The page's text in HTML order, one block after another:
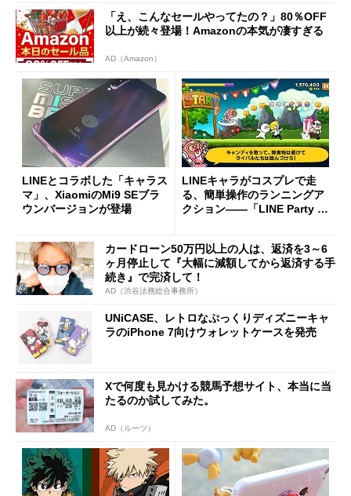
「え、こんなセールやってたの？」80％OFF
以上が続々登場！Amazonの本気が凄すぎる
AD（Amazon）
LINEとコラボした「キャラス
マ」、XiaomiのMi9 SEブラ
ウンバージョンが登場
LINEキャラがコスプレで走
る、簡単操作のランニングア
クション――「LINE Party R
カードローン50万円以上の人は、返済を3～6
ヶ月停止して『大幅に減額してから返済する手
続き』で完済して！
AD（渋谷法務総合事務所）
UNiCASE、レトロなぷっくりディズニーキャ
ラのiPhone 7向けウォレットケースを発売
Xで何度も見かける競馬予想サイト、本当に当
たるのか試してみた。
AD（ルーツ）